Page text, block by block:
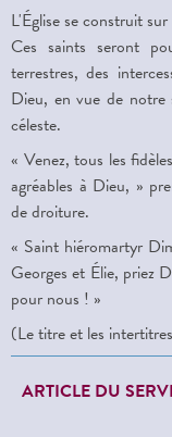
L'Église se construit
Ces saints seront
terrestres, des
Dieu, en vue de notre
céleste.
« Venez, tous les
agréables à Dieu, »
de droiture.
« Saint hiéromartyr
Georges et Élie, priez
pour nous ! »
(Le titre et les
ARTICLE DU